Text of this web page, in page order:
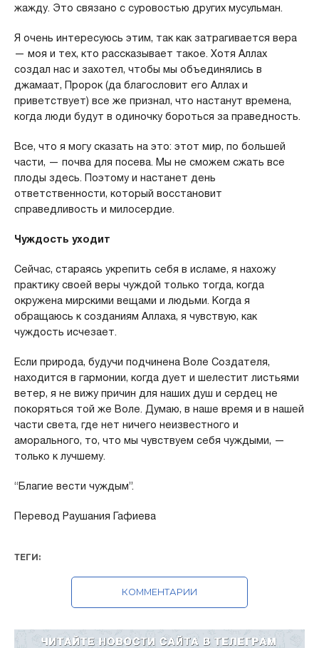
жажду. Это связано с суровостью других мусульман.
Я очень интересуюсь этим, так как затрагивается вера
— моя и тех, кто рассказывает такое. Хотя Аллах
создал нас и захотел, чтобы мы объединялись в
джамаат, Пророк (да благословит его Аллах и
приветствует) все же признал, что настанут времена,
когда люди будут в одиночку бороться за праведность.
Все, что я могу сказать на это: этот мир, по большей
части, — почва для посева. Мы не сможем сжать все
плоды здесь. Поэтому и настанет день
ответственности, который восстановит
справедливость и милосердие.
Чуждость уходит
Сейчас, стараясь укрепить себя в исламе, я нахожу
практику своей веры чуждой только тогда, когда
окружена мирскими вещами и людьми. Когда я
обращаюсь к созданиям Аллаха, я чувствую, как
чуждость исчезает.
Если природа, будучи подчинена Воле Создателя,
находится в гармонии, когда дует и шелестит листьями
ветер, я не вижу причин для наших душ и сердец не
покоряться той же Воле. Думаю, в наше время и в нашей
части света, где нет ничего неизвестного и
аморального, то, что мы чувствуем себя чуждыми, —
только к лучшему.
“Благие вести чуждым”.
Перевод Раушания Гафиева
ТЕГИ:
КОММЕНТАРИИ